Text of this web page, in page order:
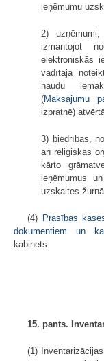
ieņēmumu
2)
izmantojot
elektroniskās
vadītāja
naudu
(Maksājumu
izpratnē)
3) biedrības,
arī reliģiskās
kārto
ieņēmumus
uzskaites
(4) Prasības
dokumentiem un
kabinets.
15. pants.
(1)